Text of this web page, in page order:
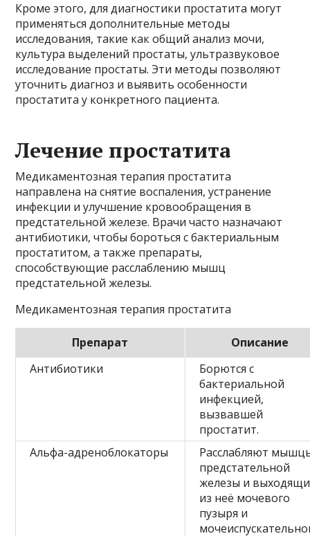
Кроме этого, для диагностики простатита могут
применяться дополнительные методы
исследования, такие как общий анализ мочи,
культура выделений простаты, ультразвуковое
исследование простаты. Эти методы позволяют
уточнить диагноз и выявить особенности
простатита у конкретного пациента.
Лечение простатита
Медикаментозная терапия простатита
направлена на снятие воспаления, устранение
инфекции и улучшение кровообращения в
предстательной железе. Врачи часто назначают
антибиотики, чтобы бороться с бактериальным
простатитом, а также препараты,
способствующие расслаблению мышц
предстательной железы.
Медикаментозная терапия простатита
Препарат
Описание
Антибиотики
Борются с
бактериальной
инфекцией,
вызвавшей
простатит.
Альфа-адреноблокаторы
Расслабляют
предстательной
железы и
из неё мочевого
пузыря и